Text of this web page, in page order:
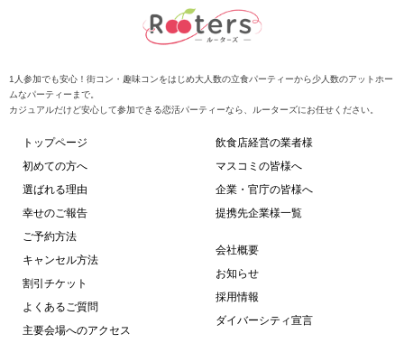
1人参加でも安心！街コン・趣味コンをはじめ大人数の立食パーティーから少人数のアットホー
ムなパーティーまで。
カジュアルだけど安心して参加できる恋活パーティーなら、ルーターズにお任せください。
トップページ
初めての方へ
選ばれる理由
幸せのご報告
ご予約方法
キャンセル方法
割引チケット
よくあるご質問
主要会場へのアクセス
飲食店経営の業者様
マスコミの皆様へ
企業・官庁の皆様へ
提携先企業様一覧
会社概要
お知らせ
採用情報
ダイバーシティ宣言